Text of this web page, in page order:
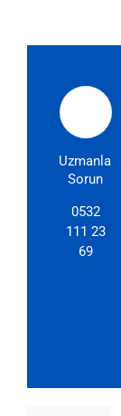
Sorun
0532
111 23
69